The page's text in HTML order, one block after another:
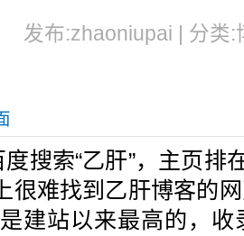
发布:zhaoniupai | 分类
索“乙肝”，主页排
很难找到乙肝博客的
建站以来最高的，